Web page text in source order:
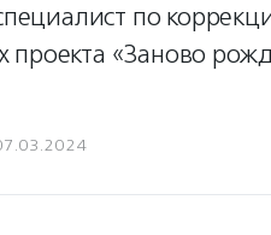
по
проекта «Заново